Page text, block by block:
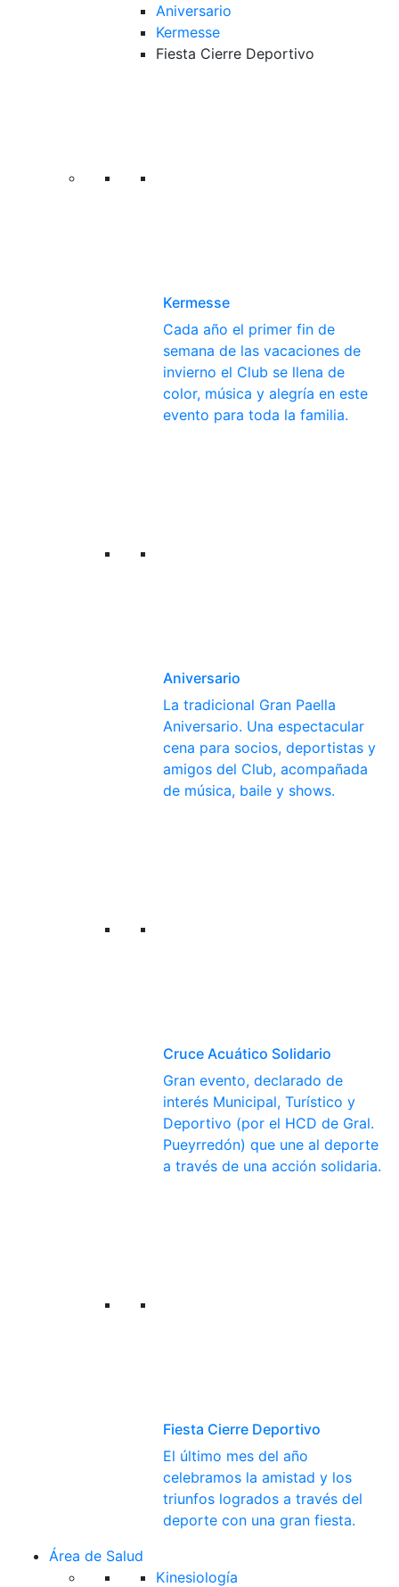
Aniversario
Kermesse
Fiesta Cierre Deportivo
Kermesse
Cada año el primer fin de
semana de las vacaciones de
invierno el Club se llena de
color, música y alegría en este
evento para toda la familia.
Aniversario
La tradicional Gran Paella
Aniversario. Una espectacular
cena para socios, deportistas y
amigos del Club, acompañada
de música, baile y shows.
Cruce Acuático Solidario
Gran evento, declarado de
interés Municipal, Turístico y
Deportivo (por el HCD de Gral.
Pueyrredón) que une al deporte
a través de una acción solidaria.
Fiesta Cierre Deportivo
El último mes del año
celebramos la amistad y los
triunfos logrados a través del
deporte con una gran fiesta.
Área de Salud
Kinesiología